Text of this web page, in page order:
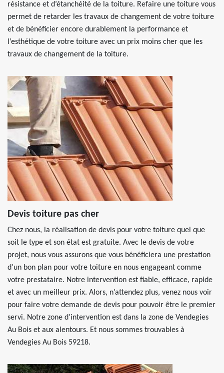
résistance et d’étanchéité de la toiture. Refaire une toiture vous
permet de retarder les travaux de changement de votre toiture
et de bénéficier encore durablement la performance et
l’esthétique de votre toiture avec un prix moins cher que les
travaux de changement de la toiture.
Devis toiture pas cher
Chez nous, la réalisation de devis pour votre toiture quel que
soit le type et son état est gratuite. Avec le devis de votre
projet, nous vous assurons que vous bénéficiera une prestation
d’un bon plan pour votre toiture en nous engageant comme
votre prestataire. Notre intervention est fiable, efficace, rapide
et avec un meilleur prix. Alors, n’attendez plus, venez nous voir
pour faire votre demande de devis pour pouvoir être le premier
servi. Notre zone d’intervention est dans la zone de Vendegies
Au Bois et aux alentours. Et nous sommes trouvables à
Vendegies Au Bois 59218.